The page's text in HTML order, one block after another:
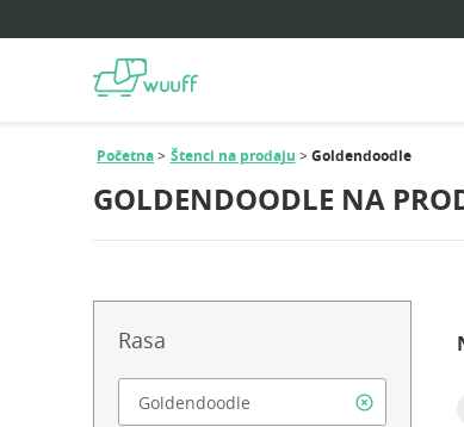
Početna Štenci na prodaju Goldendoodle
GOLDENDOODLE NA
Rasa